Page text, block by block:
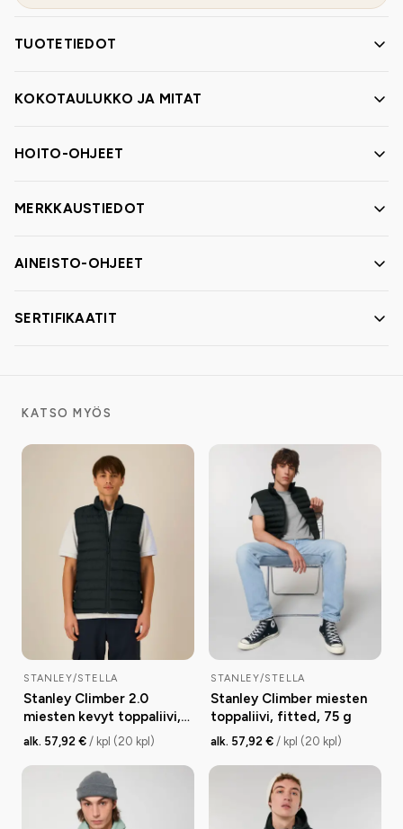
TUOTETIEDOT
KOKOTAULUKKO JA MITAT
HOITO-OHJEET
MERKKAUSTIEDOT
AINEISTO-OHJEET
SERTIFIKAATIT
KATSO MYÖS
STANLEY/STELLA
Stanley Climber 2.0
miesten kevyt toppaliivi,
medium fit, 38 g
alk. 57,92 € / kpl (20 kpl)
STANLEY/STELLA
Stanley Climber miesten
toppaliivi, fitted, 75 g
alk. 57,92 € / kpl (20 kpl)